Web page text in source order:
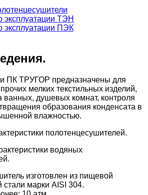
эксплуатации ТЭН
эксплуатации ПЭК
ПК ТРУГОР предназначены для
мелких текстильных изделий,
ванных, душевых комнат, контроля
образования конденсата в
влажностью.
полотенцесушителей.
водяных
изготовлен из пищевой
марки AISI 304.